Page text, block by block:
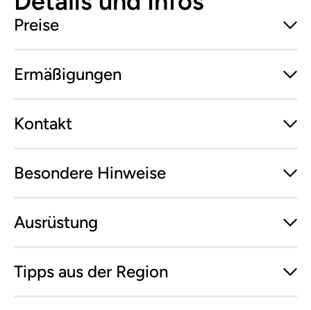
Preise
Ermäßigungen
Kontakt
Besondere Hinweise
Ausrüstung
Tipps aus der Region